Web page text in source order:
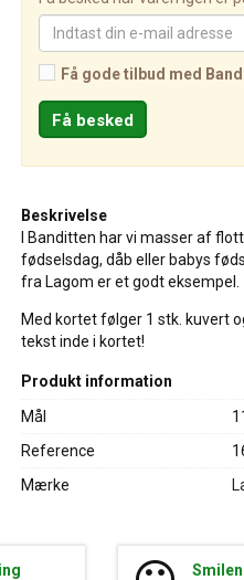
Få gode tilbud med
Beskrivelse
I Banditten har vi masser af
fødselsdag, dåb eller babys
fra Lagom er et godt eksempel.
Med kortet følger 1 stk. kuvert
tekst inde i kortet!
Produkt information
Mål
Reference
Mærke